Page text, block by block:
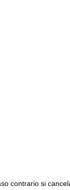
contrario si